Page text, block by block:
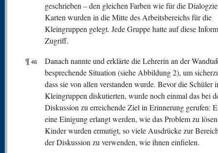
geschrieben – den gleichen Farben wie für die
Karten wurden in die Mitte des Arbeitsbereichs für die
Kleingruppen gelegt. Jede Gruppe hatte auf diese
Zugriff.
¶ 46
Danach nannte und erklärte die Lehrerin an der
besprechende Situation (siehe Abbildung 2), um
dass sie von allen verstanden wurde. Bevor die Schüler
Kleingruppen diskutierten, wurde noch einmal das bei
Diskussion zu erreichende Ziel in Erinnerung gerufen:
eine Einigung erlangt werden, wie das Problem zu
Kinder wurden ermutigt, so viele Ausdrücke zur
der Diskussion zu verwenden, wie ihnen einfielen.